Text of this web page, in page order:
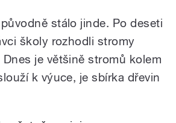
stálo jinde. Po deseti
školy rozhodli stromy
je většině stromů kolem
k výuce, je sbírka dřevin